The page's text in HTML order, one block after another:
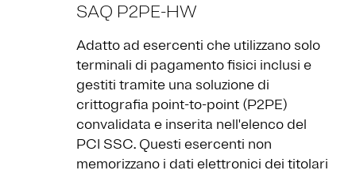
SAQ P2PE-HW
Adatto ad esercenti che utilizzano solo
terminali di pagamento fisici inclusi e
gestiti tramite una soluzione di
crittografia point-to-point (P2PE)
convalidata e inserita nell'elenco del
PCI SSC. Questi esercenti non
memorizzano i dati elettronici dei titolari